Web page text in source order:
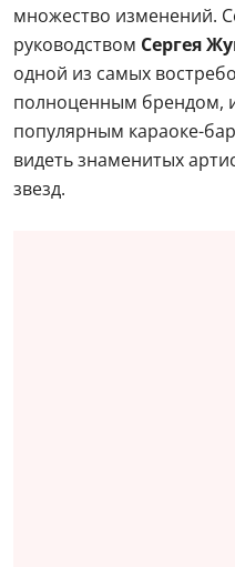
множество изменений.
руководством Сергея
одной из самых
полноценным брендом,
популярным караоке-
видеть знаменитых
звезд.